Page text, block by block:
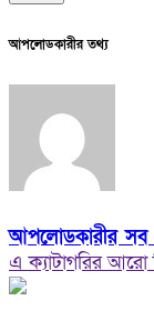
আপলোডকারীর তথ্য
আপলোডকারীর সব
এ ক্যাটাগরির